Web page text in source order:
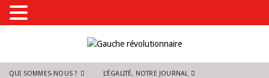
QUI SOMMES-NOUS ? L’ÉGALITÉ, NOTRE JOURNAL